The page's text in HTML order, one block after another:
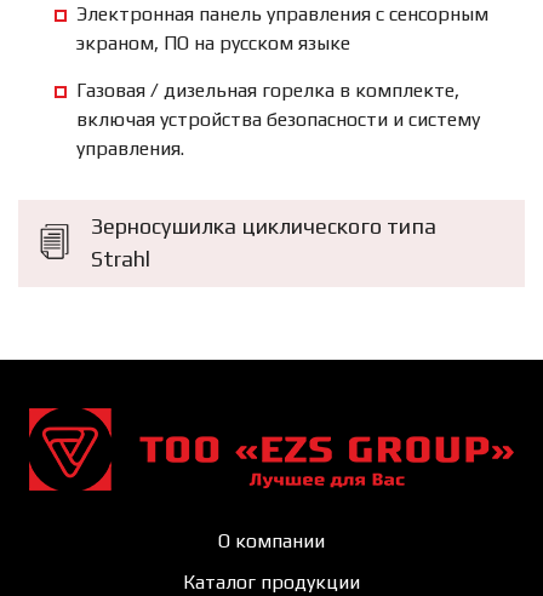
Электронная панель управления с сенсорным
экраном, ПО на русском языке
Газовая / дизельная горелка в комплекте,
включая устройства безопасности и систему
управления.
Зерносушилка циклического типа
Strahl
О компании
Каталог продукции